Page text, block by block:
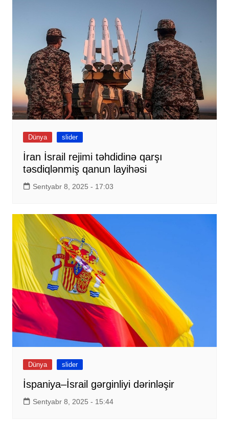
Dünya slider
İran İsrail rejimi təhdidinə qarşı
təsdiqlənmiş qanun layihəsi
Sentyabr 8, 2025 - 17:03
Dünya slider
İspaniya–İsrail gərginliyi dərinləşir
Sentyabr 8, 2025 - 15:44